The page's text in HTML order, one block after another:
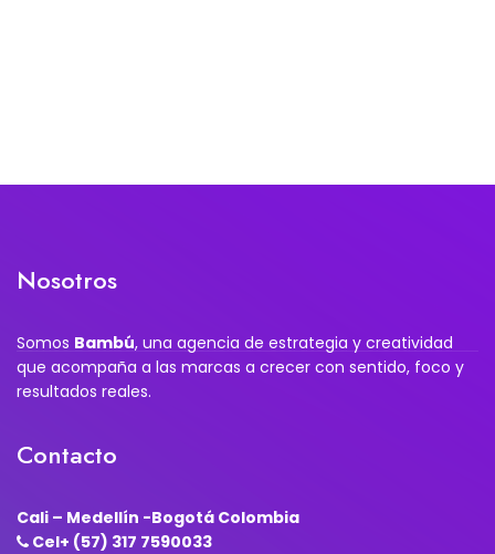
Nosotros
Somos Bambú, una agencia de estrategia y creatividad
que acompaña a las marcas a crecer con sentido, foco y
resultados reales.
Contacto
Cali – Medellín -Bogotá Colombia
Cel+ (57) 317 7590033